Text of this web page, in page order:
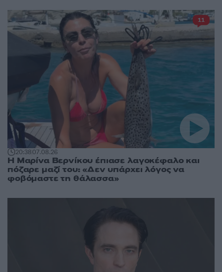
20:3807.08.26
Η Μαρίνα Βερνίκου έπιασε λαγοκέφαλο και
πόζαρε μαζί του: «Δεν υπάρχει λόγος να
φοβόμαστε τη θάλασσα»
11